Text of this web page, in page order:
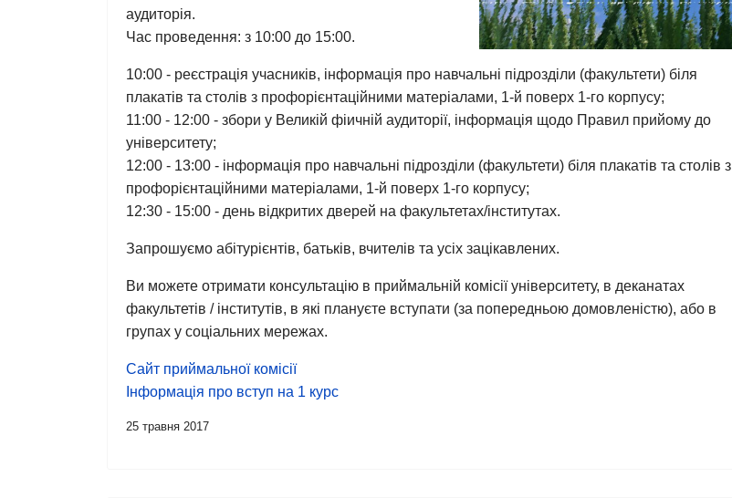
аудиторія.
Час проведення: з 10:00 до 15:00.
10:00 - реєстрація учасників, інформація про навчальні підрозділи (факультети) біля
плакатів та столів з профорієнтаційними матеріалами, 1-й поверх 1-го корпусу;
11:00 - 12:00 - збори у Великій фіичній аудиторії, інформація щодо Правил прийому до
університету;
12:00 - 13:00 - інформація про навчальні підрозділи (факультети) біля плакатів та столів з
профорієнтаційними матеріалами, 1-й поверх 1-го корпусу;
12:30 - 15:00 - день відкритих дверей на факультетах/інститутах.
Запрошуємо абітурієнтів, батьків, вчителів та усіх зацікавлених.
Ви можете отримати консультацію в приймальній комісії університету, в деканатах
факультетів / інститутів, в які плануєте вступати (за попередньою домовленістю), або в
групах у соціальних мережах.
Сайт приймальної комісії
Інформація про вступ на 1 курс
25 травня 2017